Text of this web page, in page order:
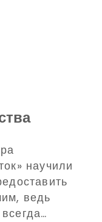
по
научили
ведь